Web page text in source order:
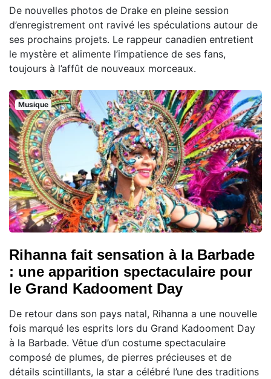
De nouvelles photos de Drake en pleine session
d’enregistrement ont ravivé les spéculations autour de
ses prochains projets. Le rappeur canadien entretient
le mystère et alimente l’impatience de ses fans,
toujours à l’affût de nouveaux morceaux.
Musique
Rihanna fait sensation à la Barbade
: une apparition spectaculaire pour
le Grand Kadooment Day
De retour dans son pays natal, Rihanna a une nouvelle
fois marqué les esprits lors du Grand Kadooment Day
à la Barbade. Vêtue d’un costume spectaculaire
composé de plumes, de pierres précieuses et de
détails scintillants, la star a célébré l’une des traditions